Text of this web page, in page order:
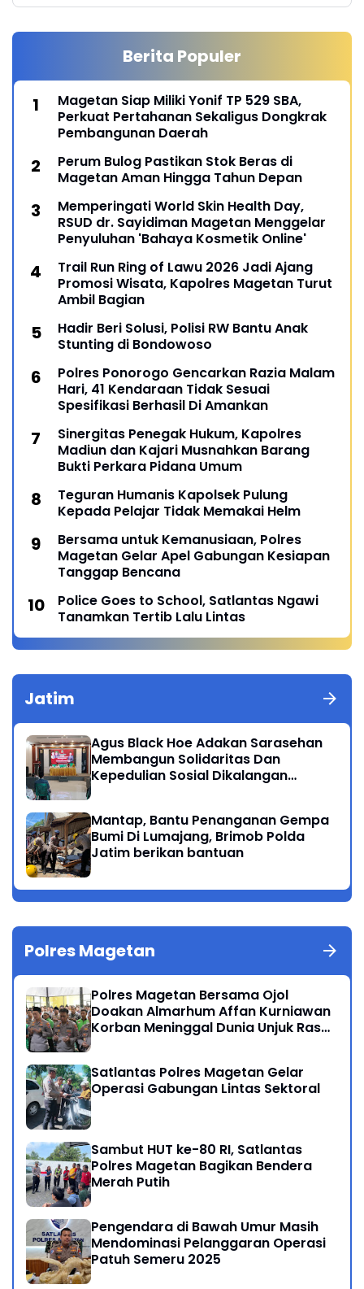
Berita Populer
Magetan Siap Miliki Yonif TP 529 SBA,
Perkuat Pertahanan Sekaligus Dongkrak
Pembangunan Daerah
Perum Bulog Pastikan Stok Beras di
Magetan Aman Hingga Tahun Depan
Memperingati World Skin Health Day,
RSUD dr. Sayidiman Magetan Menggelar
Penyuluhan 'Bahaya Kosmetik Online'
Trail Run Ring of Lawu 2026 Jadi Ajang
Promosi Wisata, Kapolres Magetan Turut
Ambil Bagian
Hadir Beri Solusi, Polisi RW Bantu Anak
Stunting di Bondowoso
Polres Ponorogo Gencarkan Razia Malam
Hari, 41 Kendaraan Tidak Sesuai
Spesifikasi Berhasil Di Amankan
Sinergitas Penegak Hukum, Kapolres
Madiun dan Kajari Musnahkan Barang
Bukti Perkara Pidana Umum
Teguran Humanis Kapolsek Pulung
Kepada Pelajar Tidak Memakai Helm
Bersama untuk Kemanusiaan, Polres
Magetan Gelar Apel Gabungan Kesiapan
Tanggap Bencana
Police Goes to School, Satlantas Ngawi
Tanamkan Tertib Lalu Lintas
Jatim
Agus Black Hoe Adakan Sarasehan
Membangun Solidaritas Dan
Kepedulian Sosial Dikalangan
Mantap, Bantu Penanganan Gempa
Bumi Di Lumajang, Brimob Polda
Jatim berikan bantuan
Polres Magetan
Polres Magetan Bersama Ojol
Doakan Almarhum Affan Kurniawan
Korban Meninggal Dunia Unjuk Rasa
Satlantas Polres Magetan Gelar
Operasi Gabungan Lintas Sektoral
Sambut HUT ke-80 RI, Satlantas
Polres Magetan Bagikan Bendera
Merah Putih
Pengendara di Bawah Umur Masih
Mendominasi Pelanggaran Operasi
Patuh Semeru 2025